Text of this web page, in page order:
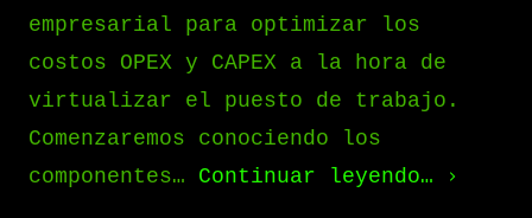
empresarial para optimizar los
costos OPEX y CAPEX a la hora de
virtualizar el puesto de trabajo.
Comenzaremos conociendo los
componentes…
Continuar leyendo…